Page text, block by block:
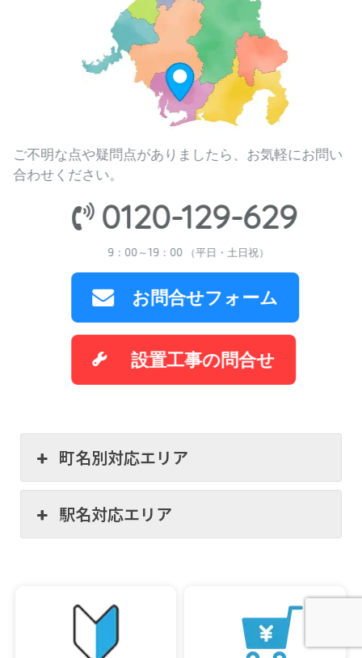
ご不明な点や疑問点がありましたら、お気軽にお問い
合わせください。
0120-129-629
9：00～19：00 （平日・土日祝）
お問合せフォーム
設置工事の問合せ
町名別対応エリア
駅名対応エリア